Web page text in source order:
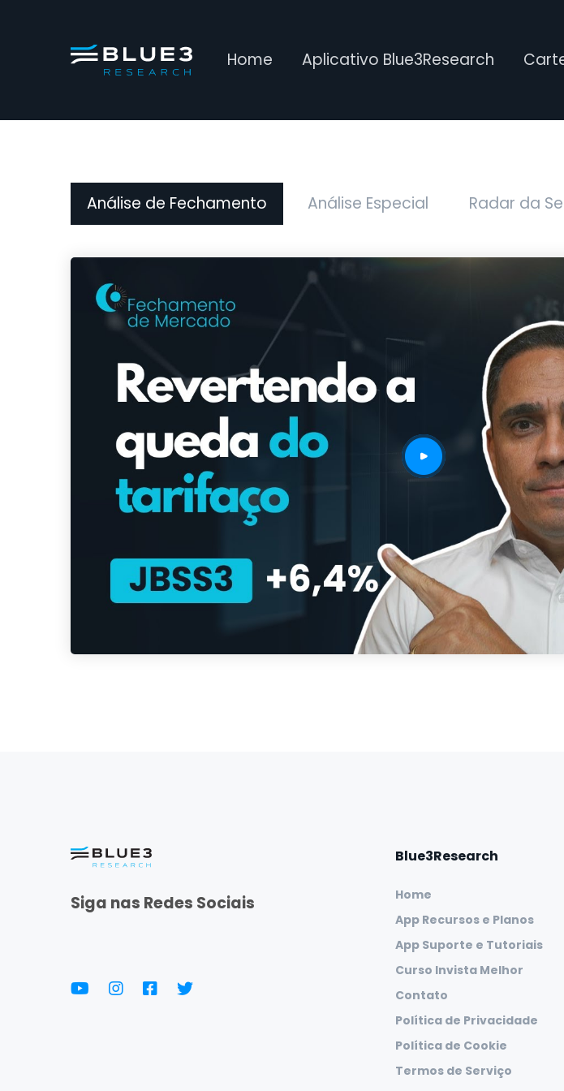
Home Aplicativo Blue3Research
Análise de Fechamento Análise Especial Radar da
Siga nas Redes Sociais
Blue3Research
Home
App Recursos e Planos
App Suporte e Tutoriais
Curso Invista Melhor
Contato
Política de Privacidade
Política de Cookie
Termos de Serviço